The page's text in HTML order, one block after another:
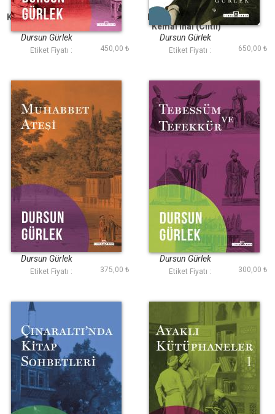
Kültür Dünyamızdan
Manzaralar
Dursun Gürlek
Etiket Fiyatı : 450,00 ₺
İbnülemin Mahmud
Kemal İnal (Ciltli)
Dursun Gürlek
Etiket Fiyatı : 650,00 ₺
Muhabbet Ateşi
Dursun Gürlek
Etiket Fiyatı : 375,00 ₺
Tebessüm ve
Tefekkür
Dursun Gürlek
Etiket Fiyatı : 300,00 ₺